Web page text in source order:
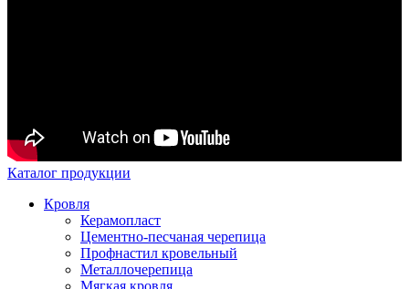
Каталог продукции
Кровля
Керамопласт
Цементно-песчаная черепица
Профнастил кровельный
Металлочерепица
Мягкая кровля